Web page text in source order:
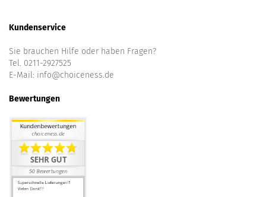
Kundenservice
Sie brauchen Hilfe oder haben Fragen?
Tel. 0211-2927525
E-Mail: info@choiceness.de
Bewertungen